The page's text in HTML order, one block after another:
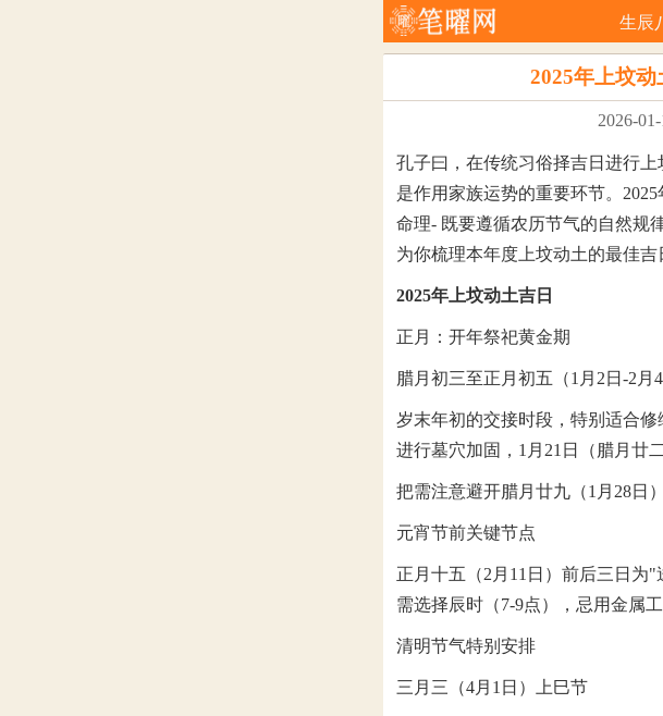
生辰
2025年上坟
2026-
孔子曰，在传统习俗择吉日进行
是作用家族运势的重要环节。
命理- 既要遵循农历节气的自然规
为你梳理本年度上坟动土的最佳
2025年上坟动土吉日
正月：开年祭祀黄金期
腊月初三至正月初五（1月2日-2月4
岁末年初的交接时段，特别适合
进行墓穴加固，1月21日（腊月廿
把需注意避开腊月廿九（1月28日
元宵节前关键节点
正月十五（2月11日）前后三日为
需选择辰时（7-9点），忌用金属工
清明节气特别安排
三月三（4月1日）上巳节